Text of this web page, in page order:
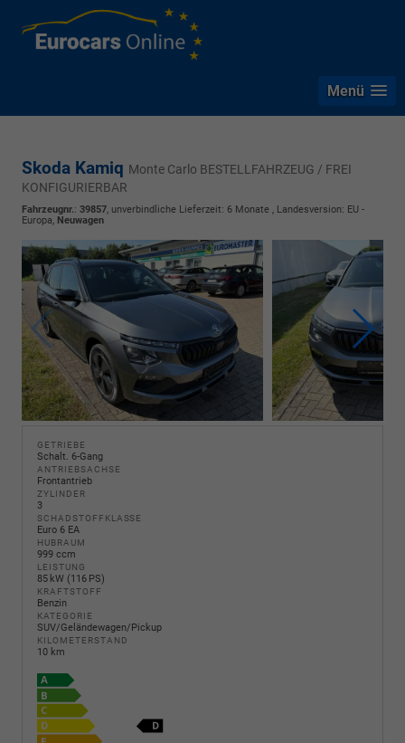
Menü
Skoda Kamiq Monte Carlo BESTELLFAHRZEUG / FREI
KONFIGURIERBAR
Fahrzeugnr.: 39857, unverbindliche Lieferzeit: 6 Monate , Landesversion: EU -
Europa, Neuwagen
GETRIEBE
Schalt. 6-Gang
ANTRIEBSACHSE
Frontantrieb
ZYLINDER
3
SCHADSTOFFKLASSE
Euro 6 EA
HUBRAUM
999 ccm
LEISTUNG
85 kW (116 PS)
KRAFTSTOFF
Benzin
KATEGORIE
SUV/Geländewagen/Pickup
KILOMETERSTAND
10 km